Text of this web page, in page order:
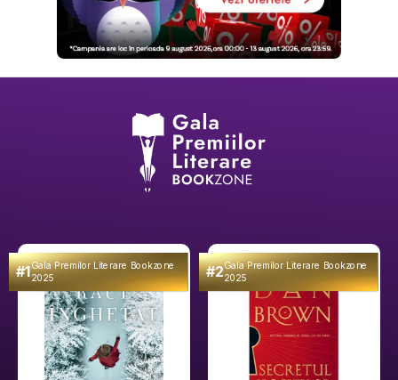
#1Gala Premilor Literare Bookzone
2025 #2Gala Premilor Literare Bookzone
2025